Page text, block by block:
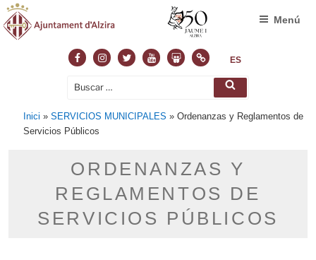
FacebookInstagram
TwitterYoutubeSlideshare
NormasES
Buscar
Buscar
Menú
Inici »SERVICIOS MUNICIPALES »Ordenanzas y Reglamentos de
Servicios Públicos
ORDENANZAS Y
REGLAMENTOS DE
SERVICIOS PÚBLICOS